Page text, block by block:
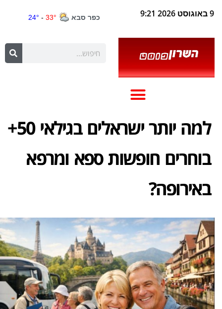
9 באוגוסט 2026 9:21
למה יותר ישראלים בגילאי 50+
בוחרים חופשות ספא ומרפא
באירופה?